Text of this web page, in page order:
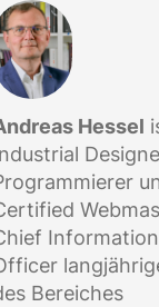
Hessel
Bereiches